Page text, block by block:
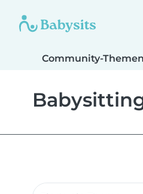
Community-Themen
Suche Community-